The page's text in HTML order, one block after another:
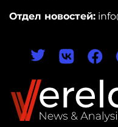
Отдел новостей: